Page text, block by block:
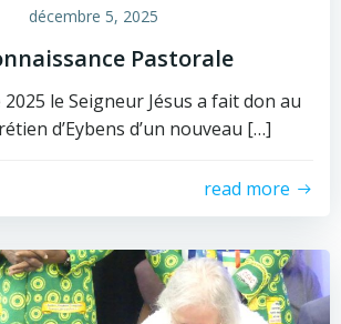
décembre 5, 2025
Pastorale
le Seigneur Jésus a fait don au
d’Eybens d’un nouveau […]
read more